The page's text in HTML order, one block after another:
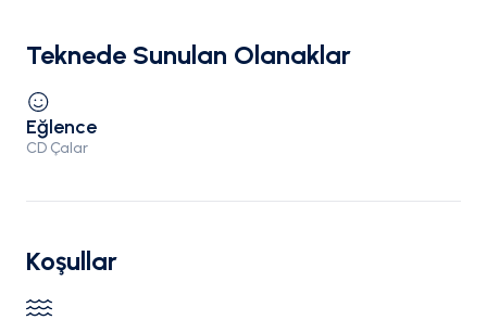
Teknede Sunulan Olanaklar
Eğlence
CD Çalar
Koşullar